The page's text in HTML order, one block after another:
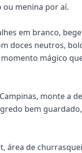
ou menina por aí.
em branco,
doces neutros,
mágico
monte a
bem
área de